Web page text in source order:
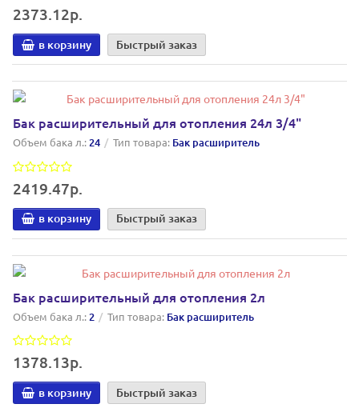
2373.12р.
в корзину Быстрый заказ
Бак расширительный для отопления 24л 3/4"
Объем бака л.:24 Тип товара: Бак расширитель
2419.47р.
в корзину Быстрый заказ
Бак расширительный для отопления 2л
Объем бака л.:2 Тип товара: Бак расширитель
1378.13р.
в корзину Быстрый заказ